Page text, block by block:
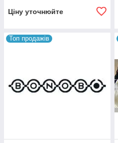
Ціну уточнюйте
Топ продажів